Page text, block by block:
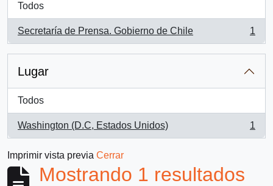
Todos
Secretaría de Prensa. Gobierno de Chile
, 1 resultados
1
Lugar
Todos
Washington (D.C, Estados Unidos)
, 1 resultados
1
Imprimir vista previa Cerrar
Mostrando 1 resultados